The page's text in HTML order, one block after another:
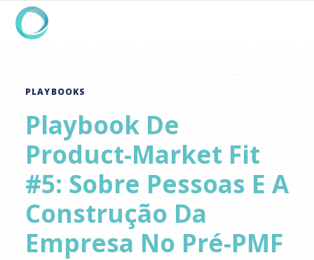
PLAYBOOKS
Playbook De
Product-Market Fit
#5: Sobre Pessoas E A
Construção Da
Empresa No Pré-PMF